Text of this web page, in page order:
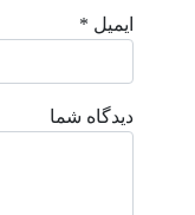
ایمیل *
دیدگاه شما